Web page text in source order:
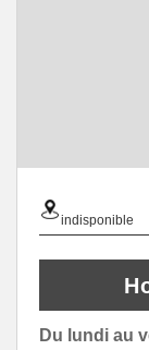
indisponible
Du lundi au